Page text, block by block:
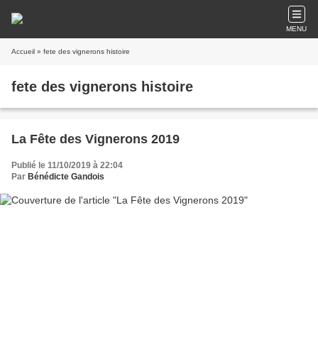
MENU
Accueil » fete des vignerons histoire
fete des vignerons histoire
La Fête des Vignerons 2019
Publié le 11/10/2019 à 22:04
Par Bénédicte Gandois